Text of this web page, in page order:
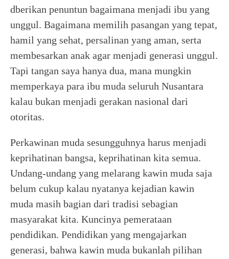
dberikan penuntun bagaimana menjadi ibu yang
unggul. Bagaimana memilih pasangan yang tepat,
hamil yang sehat, persalinan yang aman, serta
membesarkan anak agar menjadi generasi unggul.
Tapi tangan saya hanya dua, mana mungkin
memperkaya para ibu muda seluruh Nusantara
kalau bukan menjadi gerakan nasional dari
otoritas.
Perkawinan muda sesungguhnya harus menjadi
keprihatinan bangsa, keprihatinan kita semua.
Undang-undang yang melarang kawin muda saja
belum cukup kalau nyatanya kejadian kawin
muda masih bagian dari tradisi sebagian
masyarakat kita. Kuncinya pemerataan
pendidikan. Pendidikan yang mengajarkan
generasi, bahwa kawin muda bukanlah pilihan